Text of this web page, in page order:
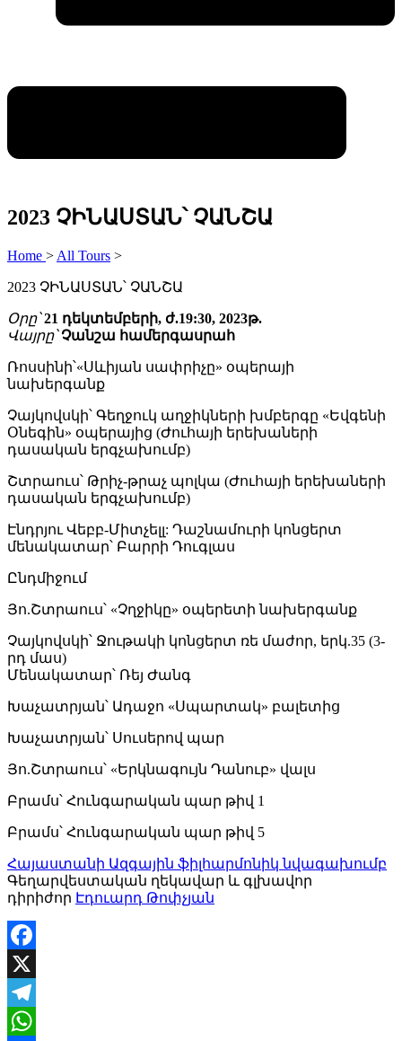
2023 ՉԻՆԱՍՏԱՆ՝ ՉԱՆՇԱ
Home > All Tours >
2023 ՉԻՆԱՍՏԱՆ՝ ՉԱՆՇԱ
Օրը՝ 21 դեկտեմբերի, ժ.19:30, 2023թ.
Վայրը՝Չանշա համերգասրահ
Ռոսսինի՝«Սևիյան սափրիչը» օպերայի
նախերգանք
Չայկովսկի՝ Գեղջուկ աղջիկների խմբերգը «Եվգենի
Օնեգին» օպերայից (Ժուհայի երեխաների
դասական երգչախումբ)
Շտրաուս՝ Թրիչ-թրաչ պոլկա (Ժուհայի երեխաների
դասական երգչախումբ)
Էնդրյու Վեբբ-Միտչելլ: Դաշնամուրի կոնցերտ
մենակատար՝ Բարրի Դուգլաս
Ընդմիջում
Յո.Շտրաուս՝ «Չղջիկը» օպերետի նախերգանք
Չայկովսկի՝ Ջութակի կոնցերտ ռե մաժոր, երկ.35 (3-
րդ մաս)
Մենակատար՝ Ռեյ Ժանգ
Խաչատրյան՝ Ադաջո «Սպարտակ» բալետից
Խաչատրյան՝ Սուսերով պար
Յո.Շտրաուս՝ «Երկնագույն Դանուբ» վալս
Բրամս՝ Հունգարական պար թիվ 1
Բրամս՝ Հունգարական պար թիվ 5
Հայաստանի Ազգային ֆիլհարմոնիկ նվագախումբ
Գեղարվեստական ղեկավար և գլխավոր
դիրիժոր Էդուարդ Թոփչյան
Facebook
X
Telegram